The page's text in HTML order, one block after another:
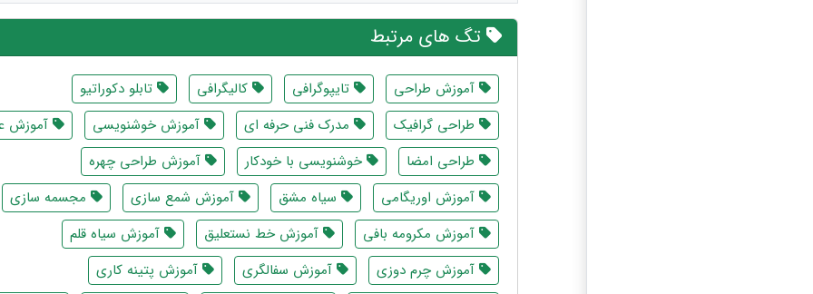
تگ های مرتبط
آموزش طراحی تایپوگرافی کالیگرافی
تابلو دکوراتیو
طراحی گرافیک
مدرک فنی حرفه ای آموزش خوشنویسی
آموزش
طراحی امضا
خوشنویسی با خودکار
آموزش طراحی چهره
آموزش اوریگامی
سیاه مشق آموزش شمع سازی
مجسمه سازی
آموزش مکرومه بافی
آموزش خط نستعلیق
آموزش سیاه قلم
آموزش چرم دوزی
آموزش سفالگری
آموزش پتینه کاری